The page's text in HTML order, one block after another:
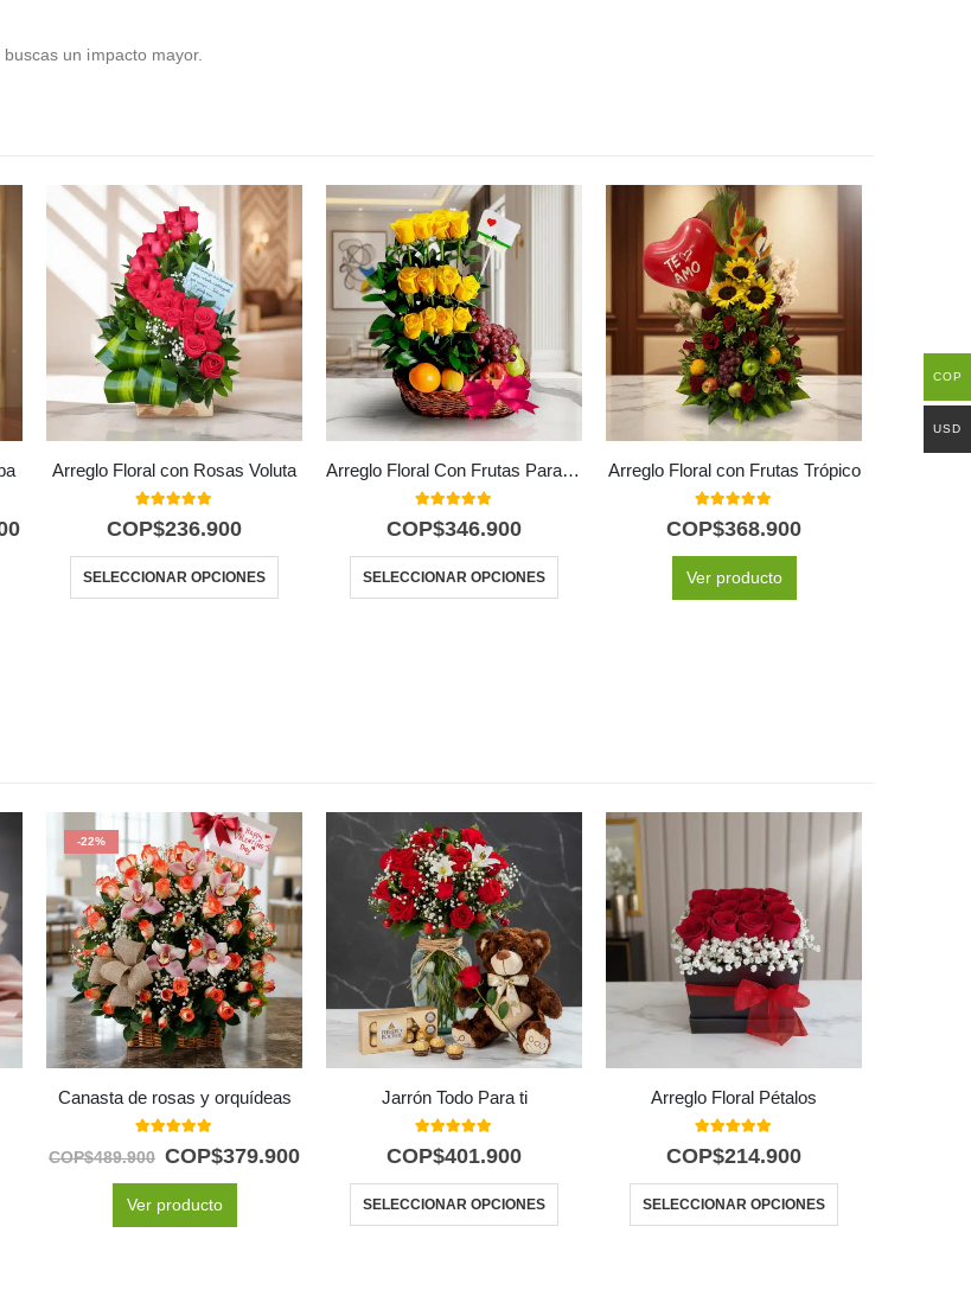
un impacto mayor.
Arreglo Floral con Rosas Voluta
5.00
COP$236.900
SELECCIONAR OPCIONES
Arreglo Floral Con Frutas Paraíso
5.00
COP$346.900
SELECCIONAR OPCIONES
Arreglo Floral con Frutas Trópico
5.00
COP$368.900
Ver producto
-22%
Canasta de rosas y orquídeas
out of 5
COP$489.900 COP$379.900
Ver producto
Jarrón Todo Para ti
5.00
COP$401.900
SELECCIONAR OPCIONES
Arreglo Floral Pétalos
5.00
COP$214.900
SELECCIONAR OPCIONES
COP
USD